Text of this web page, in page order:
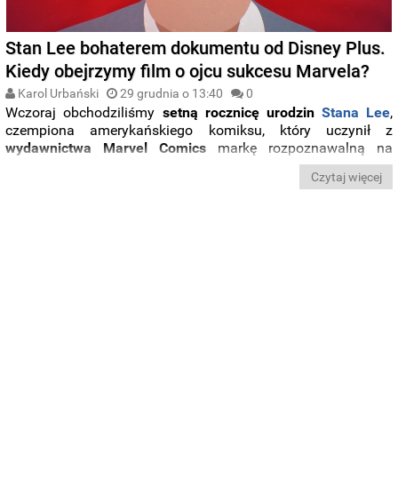
Stan Lee bohaterem dokumentu od Disney Plus.
Kiedy obejrzymy film o ojcu sukcesu Marvela?
Karol Urbański 29 grudnia o 13:40 0
Wczoraj obchodziliśmy setną rocznicę urodzinStana Lee,
czempiona amerykańskiego komiksu, który uczynił z
wydawnictwa Marvel Comics markę rozpoznawalną na
całym świecie. Z tej okazji platforma streamingowaDisney+
dokument poświęcony zmarłemu
Czytaj więcej